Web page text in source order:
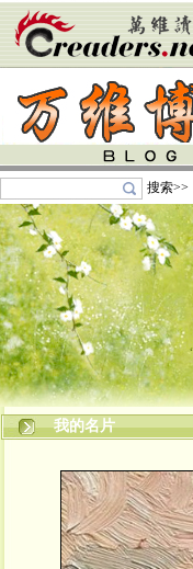
搜索>>
我的名片